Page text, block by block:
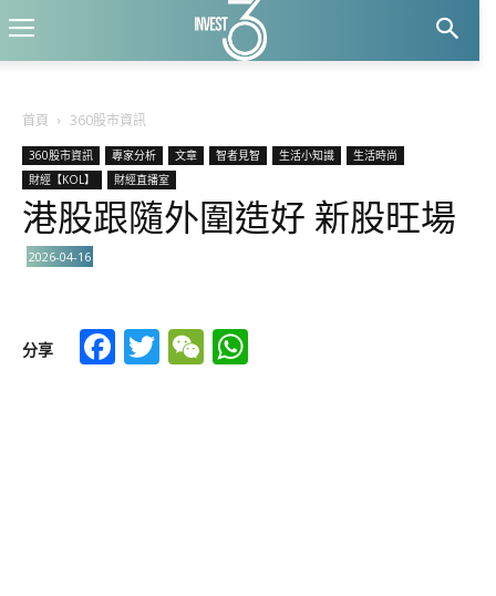
首頁 360股市資訊
360股市資訊 專家分析 文章 智者見智 生活小知識
生活時尚
財經【KOL】
財經直播室
港股跟隨外圍造好 新股旺場
2026-04-16
分享 Facebook
TwitterWeChat